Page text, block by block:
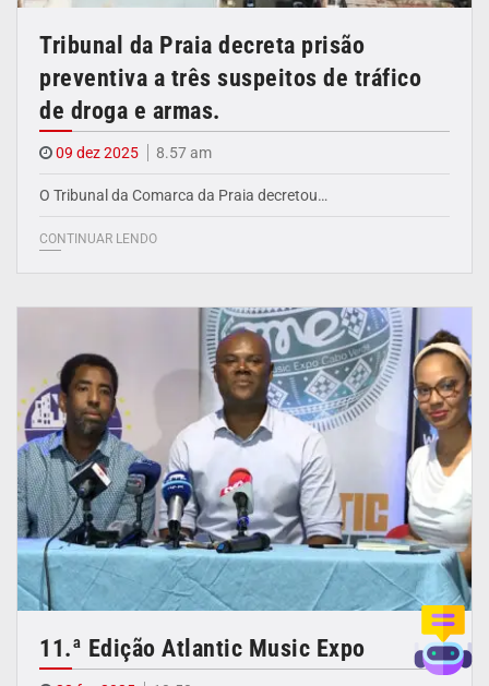
Tribunal da Praia decreta prisão
preventiva a três suspeitos de tráfico
de droga e armas.
09 dez 2025 8.57 am
O Tribunal da Comarca da Praia decretou…
CONTINUAR LENDO
11.ª Edição Atlantic Music Expo